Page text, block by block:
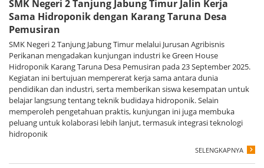
SMK Negeri 2 Tanjung Jabung Timur Jalin Kerja
Sama Hidroponik dengan Karang Taruna Desa
Pemusiran
SMK Negeri 2 Tanjung Jabung Timur melalui Jurusan Agribisnis
Perikanan mengadakan kunjungan industri ke Green House
Hidroponik Karang Taruna Desa Pemusiran pada 23 September 2025.
Kegiatan ini bertujuan mempererat kerja sama antara dunia
pendidikan dan industri, serta memberikan siswa kesempatan untuk
belajar langsung tentang teknik budidaya hidroponik. Selain
memperoleh pengetahuan praktis, kunjungan ini juga membuka
peluang untuk kolaborasi lebih lanjut, termasuk integrasi teknologi
hidroponik
SELENGKAPNYA